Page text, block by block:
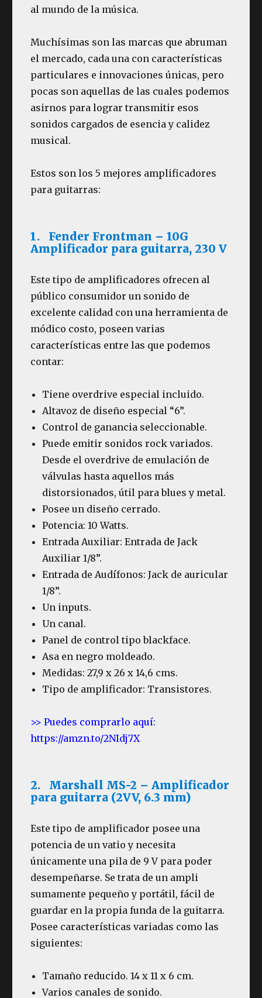
al mundo de la música.
Muchísimas son las marcas que abruman
el mercado, cada una con características
particulares e innovaciones únicas, pero
pocas son aquellas de las cuales podemos
asirnos para lograr transmitir esos
sonidos cargados de esencia y calidez
musical.
Estos son los 5 mejores amplificadores
para guitarras:
1. Fender Frontman – 10G
Amplificador para guitarra, 230 V
Este tipo de amplificadores ofrecen al
público consumidor un sonido de
excelente calidad con una herramienta de
módico costo, poseen varias
características entre las que podemos
contar:
Tiene overdrive especial incluido.
Altavoz de diseño especial “6”.
Control de ganancia seleccionable.
Puede emitir sonidos rock variados.
Desde el overdrive de emulación de
válvulas hasta aquellos más
distorsionados, útil para blues y metal.
Posee un diseño cerrado.
Potencia: 10 Watts.
Entrada Auxiliar: Entrada de Jack
Auxiliar 1/8”.
Entrada de Audífonos: Jack de auricular
1/8”.
Un inputs.
Un canal.
Panel de control tipo blackface.
Asa en negro moldeado.
Medidas: 27,9 x 26 x 14,6 cms.
Tipo de amplificador: Transistores.
>> Puedes comprarlo aquí:
https://amzn.to/2NIdj7X
2. Marshall MS-2 – Amplificador
para guitarra (2VV, 6.3 mm)
Este tipo de amplificador posee una
potencia de un vatio y necesita
únicamente una pila de 9 V para poder
desempeñarse. Se trata de un ampli
sumamente pequeño y portátil, fácil de
guardar en la propia funda de la guitarra.
Posee características variadas como las
siguientes:
Tamaño reducido. 14 x 11 x 6 cm.
Varios canales de sonido.